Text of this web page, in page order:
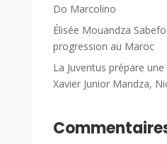
Do Marcolino
Élisée Mouandza
progression au Maroc
La Juventus prépare
Xavier Junior Mandza,